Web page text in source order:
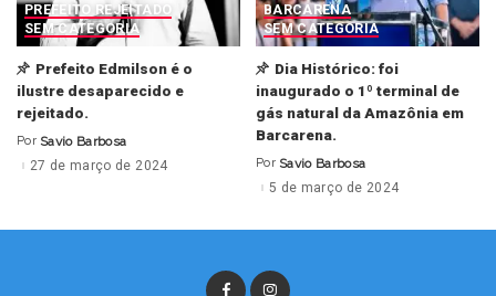
PREFEITO REJEITADO
SEM CATEGORIA
Prefeito Edmilson é o
ilustre desaparecido e
rejeitado.
Posted
by
Por Savio Barbosa
27 de março de 2024
BARCARENA
SEM CATEGORIA
Dia Histórico: foi
inaugurado o 1º terminal de
gás natural da Amazônia em
Barcarena.
Posted
by
Por Savio Barbosa
5 de março de 2024